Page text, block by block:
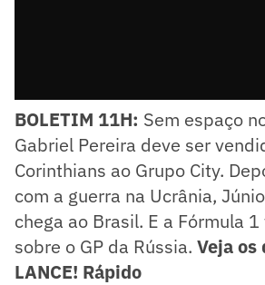
BOLETIM 11H: Sem espaço
Gabriel Pereira deve ser
Corinthians ao Grupo City.
com a guerra na Ucrânia,
chega ao Brasil. E a Fórmula
sobre o GP da Rússia. Veja os
LANCE! Rápido